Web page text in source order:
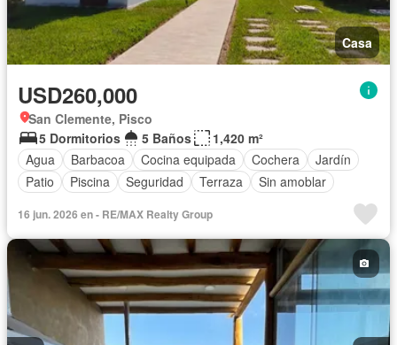
Casa
USD260,000
San Clemente, Pisco
5 Dormitorios
5 Baños
1,420 m²
Agua
Barbacoa Cocina equipada Cochera
Jardín
Patio
Piscina Seguridad Terraza Sin amoblar
16 jun. 2026 en - RE/MAX Realty Group